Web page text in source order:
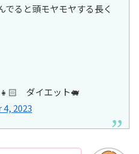
ると頭モヤモヤする長く
ダイエット🐖
2023